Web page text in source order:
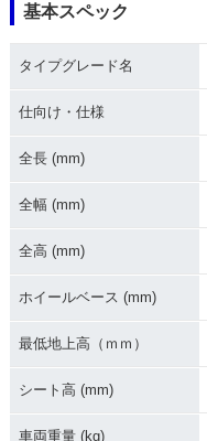
基本スペック
タイプグレード名
仕向け・仕様
全長 (mm)
全幅 (mm)
全高 (mm)
ホイールベース (mm)
最低地上高（ｍｍ）
シート高 (mm)
車両重量 (kg)